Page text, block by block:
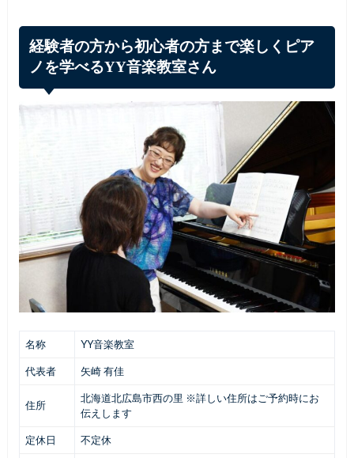
経験者の方から初心者の方まで楽しくピア
ノを学べるYY音楽教室さん
名称 YY音楽教室
代表者 矢崎 有佳
住所
北海道北広島市西の里 ※詳しい住所はご予約時にお
伝えします
定休日 不定休